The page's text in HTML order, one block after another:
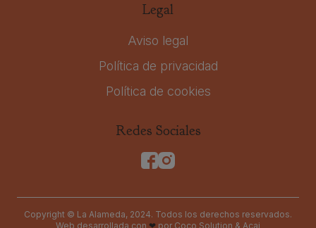
Legal
Aviso legal
Política de privacidad
Política de cookies
Redes Sociales
Copyright © La Alameda, 2024. Todos los derechos reservados.
Web desarrollada con ❤ por Coco Solution & Acai